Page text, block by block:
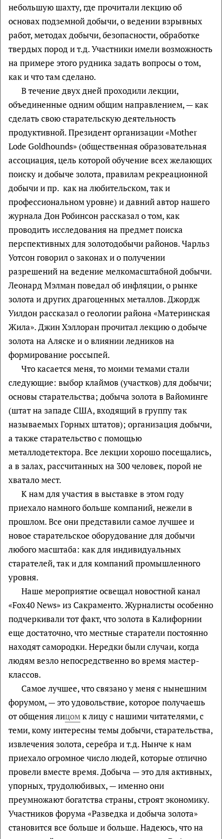
небольшую шахту, где прочитали лекцию об
основах подземной добычи, о ведении взрывных
работ, методах добычи, безопасности, обработке
твердых пород и т.д. Участники имели возможность
на примере этого рудника задать вопросы о том,
как и что там сделано.
В течение двух дней проходили лекции,
объединенные одним общим направлением, — как
сделать свою старательскую деятельность
продуктивной. Президент организации «Mother
Lode Goldhounds» (общественная образовательная
ассоциация, цель которой обучение всех желающих
поиску и добыче золота, правилам рекреационной
добычи и пр. как на любительском, так и
профессиональном уровне) и давний автор нашего
журнала Дон Робинсон рассказал о том, как
проводить исследования на предмет поиска
перспективных для золотодобычи районов. Чарльз
Уотсон говорил о законах и о получении
разрешений на ведение мелкомасштабной добычи.
Леонард Мэлман поведал об инфляции, о рынке
золота и других драгоценных металлов. Джордж
Уилдон рассказал о геологии района «Материнская
Жила». Джин Хэллоран прочитал лекцию о добыче
золота на Аляске и о влиянии ледников на
формирование россыпей.
Что касается меня, то моими темами стали
следующие: выбор клаймов (участков) для добычи;
основы старательства; добыча золота в Вайоминге
(штат на западе США, входящий в группу так
называемых Горных штатов); организация добычи,
а также старательство с помощью
металлодетектора. Все лекции хорошо посещались,
а в залах, рассчитанных на 300 человек, порой не
хватало мест.
К нам для участия в выставке в этом году
приехало намного больше компаний, нежели в
прошлом. Все они представили самое лучшее и
новое старательское оборудование для добычи
любого масштаба: как для индивидуальных
старателей, так и для компаний промышленного
уровня.
Наше мероприятие освещал новостной канал
«Fox40 News» из Сакраменто. Журналисты особенно
подчеркивали тот факт, что золота в Калифорнии
еще достаточно, что местные старатели постоянно
находят самородки. Нередки были случаи, когда
людям везло непосредственно во время мастер-
классов.
Самое лучшее, что связано у меня с нынешним
форумом, — это удовольствие, которое получаешь
от общения лицомк лицу с нашими читателями, с
теми, кому интересны темы добычи, старательства,
извлечения золота, серебра и т.д. Нынче к нам
приехало огромное число людей, которые отлично
провели вместе время. Добыча — это для активных,
упорных, трудолюбивых, — именно они
преумножают богатства страны, строят экономику.
Участников форума «Разведка и добыча золота»
становится все больше и больше. Надеюсь, что на